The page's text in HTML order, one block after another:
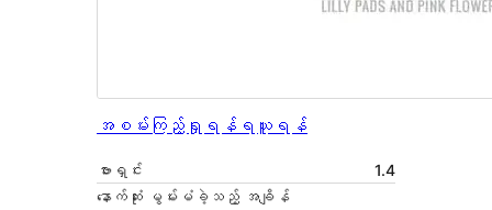
အစမ်းကြည့်ရှုရန် ရယူရန်
ဗားရှင်း
1.4
နောက်ဆုံး မွမ်းမံခဲ့သည့် အချိန်